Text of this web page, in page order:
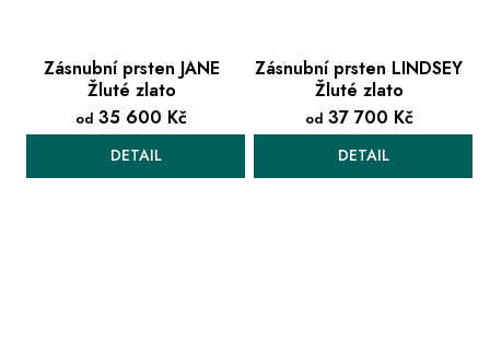
Zásnubní prsten JANE
Žluté zlato
od 35 600 Kč
DETAIL
Zásnubní prsten LINDSEY
Žluté zlato
od37 700 Kč
DETAIL